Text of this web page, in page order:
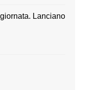
Lanciano